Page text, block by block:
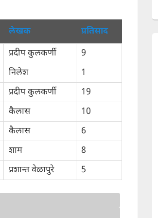
लेखक
प्रतिसाद
प्रदीप कुलकर्णी
9
निलेश
1
प्रदीप कुलकर्णी
19
कैलास
10
कैलास
6
शाम
8
प्रशान्त वेळापुरे 5